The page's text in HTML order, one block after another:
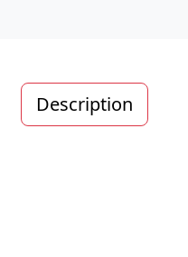
Description